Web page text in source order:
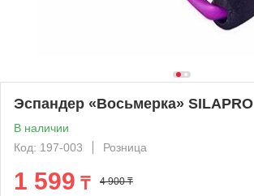
Эспандер «Восьмерка» SILAPRO
В наличии
Код: 197-003
Розница
1 599 ₸ 4 900 ₸